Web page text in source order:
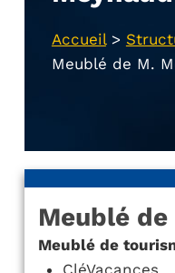
Accueil>
Meublé de M.
Meublé de
Meublé de
CléVacances